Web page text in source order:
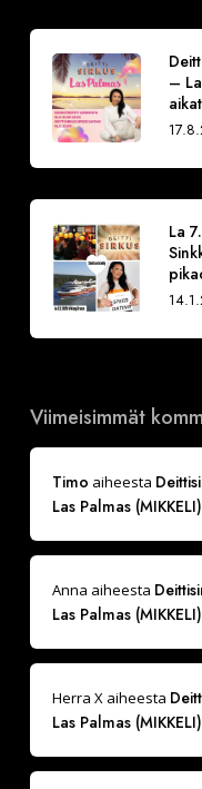
–
La
Viimeisimmät
Timo aiheesta
Las Palmas
Anna aiheesta
Las Palmas
Herra Xaiheesta
Las Palmas